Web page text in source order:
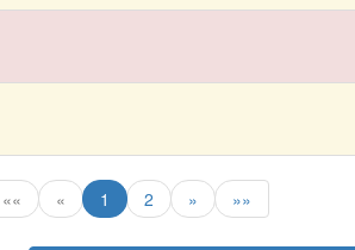
«« « 1 2 » »»